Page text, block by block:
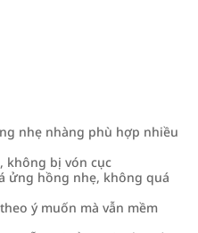
nhẹ nhàng phù hợp nhiều
không bị vón cục
ửng hồng nhẹ, không quá
ý muốn mà vẫn mềm